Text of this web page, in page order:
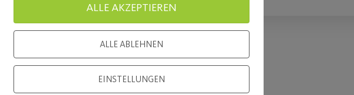
WEITERLESEN
ALLE AKZEPTIEREN
ALLE ABLEHNEN
EINSTELLUNGEN